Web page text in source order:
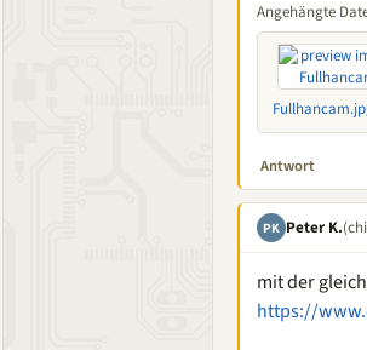
Angehängte
Antwort
PK Peter K.
mit der
https://